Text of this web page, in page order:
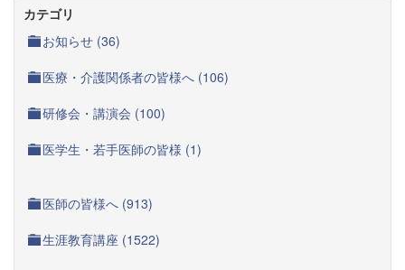
カテゴリ
お知らせ (36)
医療・介護関係者の皆様へ (106)
研修会・講演会 (100)
医学生・若手医師の皆様 (1)
医師の皆様へ (913)
生涯教育講座 (1522)